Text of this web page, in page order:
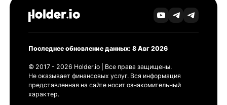
Последнее обновление данных: 8 Авг 2026
© 2017 - 2026 Holder.io | Все права защищены.
Не оказывает финансовых услуг. Вся информация
представленная на сайте носит ознакомительный
характер.